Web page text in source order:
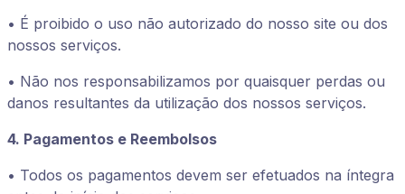
• É proibido o uso não autorizado do nosso site ou dos
nossos serviços.
• Não nos responsabilizamos por quaisquer perdas ou
danos resultantes da utilização dos nossos serviços.
4. Pagamentos e Reembolsos
• Todos os pagamentos devem ser efetuados na íntegra